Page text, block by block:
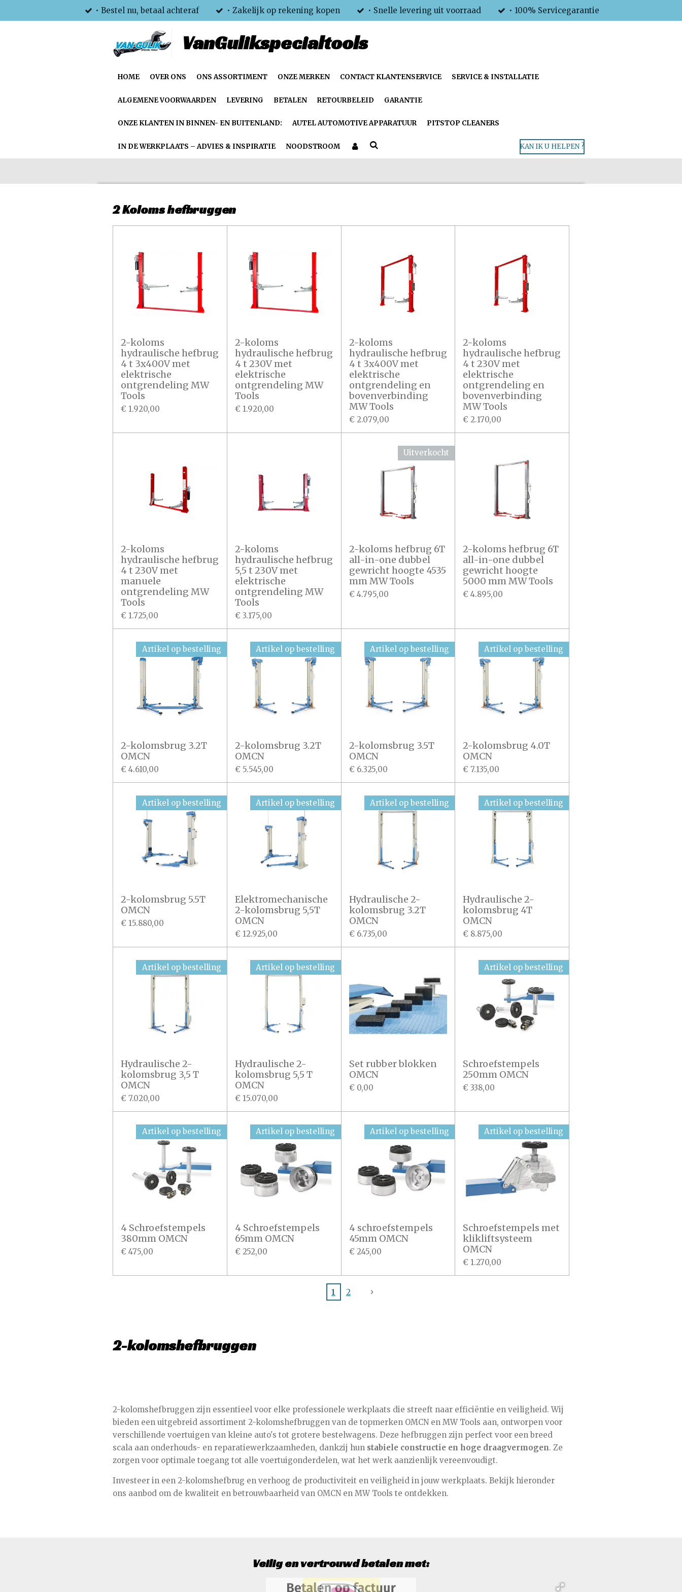
direct
• Bestel nu, betaal achteraf • Zakelijk op rekening kopen • Snelle levering uit voorraad • 100% Servicegarantie
VanGulikspecialtools
HOME OVER ONS ONS ASSORTIMENT ONZE MERKEN CONTACT KLANTENSERVICE SERVICE & INSTALLATIE
ALGEMENE VOORWAARDEN LEVERING BETALEN RETOURBELEID GARANTIE
ONZE KLANTEN IN BINNEN- EN BUITENLAND: AUTEL AUTOMOTIVE APPARATUUR PITSTOP CLEANERS
IN DE WERKPLAATS – ADVIES & INSPIRATIE NOODSTROOM KAN IK U HELPEN ?
2 Koloms hefbruggen
2-koloms
hydraulische hefbrug
4 t 3x400V met
elektrische
ontgrendeling MW
Tools
€ 1.920,00
2-koloms
hydraulische hefbrug
4 t 230V met
elektrische
ontgrendeling MW
Tools
€ 1.920,00
2-koloms
hydraulische hefbrug
4 t 3x400V met
elektrische
ontgrendeling en
bovenverbinding
MW Tools
€ 2.079,00
2-koloms
hydraulische hefbrug
4 t 230V met
elektrische
ontgrendeling en
bovenverbinding
MW Tools
€ 2.170,00
2-koloms
hydraulische hefbrug
4 t 230V met
manuele
ontgrendeling MW
Tools
€ 1.725,00
2-koloms
hydraulische hefbrug
5,5 t 230V met
elektrische
ontgrendeling MW
Tools
€ 3.175,00
Uitverkocht
2-koloms hefbrug 6T
all-in-one dubbel
gewricht hoogte 4535
mm MW Tools
€ 4.795,00
2-koloms hefbrug 6T
all-in-one dubbel
gewricht hoogte
5000 mm MW Tools
€ 4.895,00
Artikel op bestelling
2-kolomsbrug 3.2T
OMCN
€ 4.610,00
Artikel op bestelling
2-kolomsbrug 3.2T
OMCN
€ 5.545,00
Artikel op bestelling
2-kolomsbrug 3.5T
OMCN
€ 6.325,00
Artikel op bestelling
2-kolomsbrug 4.0T
OMCN
€ 7.135,00
Artikel op bestelling
2-kolomsbrug 5.5T
OMCN
€ 15.880,00
Artikel op bestelling
Elektromechanische
2-kolomsbrug 5,5T
OMCN
€ 12.925,00
Artikel op bestelling
Hydraulische 2-
kolomsbrug 3.2T
OMCN
€ 6.735,00
Artikel op bestelling
Hydraulische 2-
kolomsbrug 4T
OMCN
€ 8.875,00
Artikel op bestelling
Hydraulische 2-
kolomsbrug 3,5 T
OMCN
€ 7.020,00
Artikel op bestelling
Hydraulische 2-
kolomsbrug 5,5 T
OMCN
€ 15.070,00
Set rubber blokken
OMCN
€ 0,00
Artikel op bestelling
Schroefstempels
250mm OMCN
€ 338,00
Artikel op bestelling
4 Schroefstempels
380mm OMCN
€ 475,00
Artikel op bestelling
4 Schroefstempels
65mm OMCN
€ 252,00
Artikel op bestelling
4 schroefstempels
45mm OMCN
€ 245,00
Artikel op bestelling
Schroefstempels met
klikliftsysteem
OMCN
€ 1.270,00
1 2
2-kolomshefbruggen
2-kolomshefbruggen zijn essentieel voor elke professionele werkplaats die streeft naar efficiëntie en veiligheid. Wij
bieden een uitgebreid assortiment 2-kolomshefbruggen van de topmerken OMCN en MW Tools aan, ontworpen voor
verschillende voertuigen van kleine auto's tot grotere bestelwagens. Deze hefbruggen zijn perfect voor een breed
scala aan onderhouds- en reparatiewerkzaamheden, dankzij hun stabiele constructie en hoge draagvermogen. Ze
zorgen voor optimale toegang tot alle voertuigonderdelen, wat het werk aanzienlijk vereenvoudigt.
Investeer in een 2-kolomshefbrug en verhoog de productiviteit en veiligheid in jouw werkplaats. Bekijk hieronder
ons aanbod om de kwaliteit en betrouwbaarheid van OMCN en MW Tools te ontdekken.
Veilig en vertrouwd betalen met: